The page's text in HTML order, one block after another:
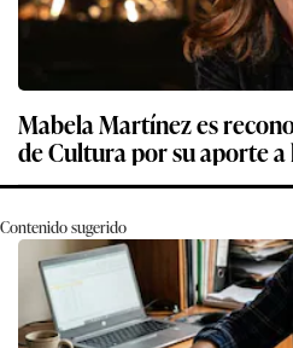
Mabela Martínez es
de Cultura por su aporte a
Contenido sugerido